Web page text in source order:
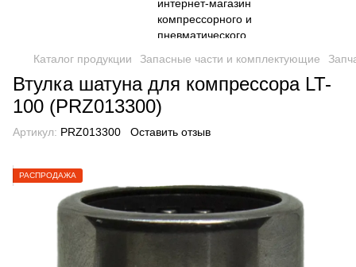
Каталог продукции Запасные части и комплектующие
Втулка шатуна для компрессора LT-
100 (PRZ013300)
Артикул: PRZ013300 Оставить отзыв
РАСПРОДАЖА